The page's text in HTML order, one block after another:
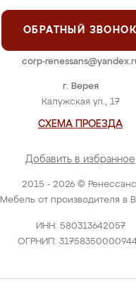
2015 - 2026 ©
Мебель от производителя в
ИНН: 580313642057
ОГРНИП:
г. Верея
Калужская ул., 17
СХЕМА ПРОЕЗДА
Добавить в избранное
ОБРАТНЫЙ ЗВОНОК
corp-